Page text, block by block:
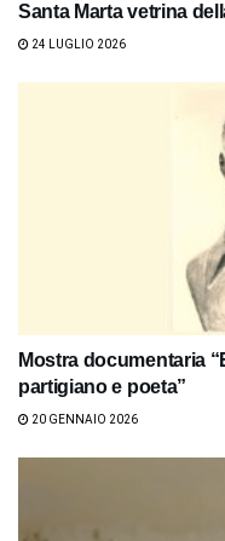
Santa Marta vetrina
24 LUGLIO 2026
Mostra documentaria
partigiano e poeta”
20 GENNAIO 2026